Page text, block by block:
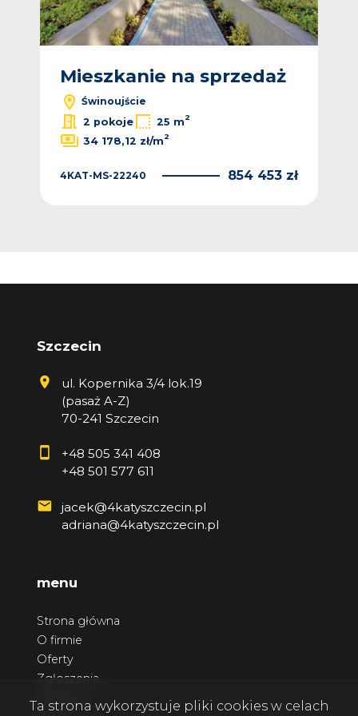
Mieszkanie na sprzedaż
Świnoujście
2 pokoje
25 m2
34 178,12 zł/m2
4KAT-MS-22240 854 453 zł
Szczecin
ul. Kopernika 3/4 lok.19
(pasaż A-Z)
70-241 Szczecin
+48 505 341 408
+48 501 577 611
jacek@4katyszczecin.pl
adriana@4katyszczecin.pl
menu
Strona główna
O firmie
Oferty
Zgłoszenia
Ta strona wykorzystuje pliki cookies w celach